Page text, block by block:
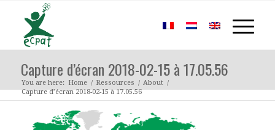
Capture d’écran 2018-02-15 à 17.05.56
You are here: Home / Ressources / About /
Capture d’écran 2018-02-15 à 17.05.56